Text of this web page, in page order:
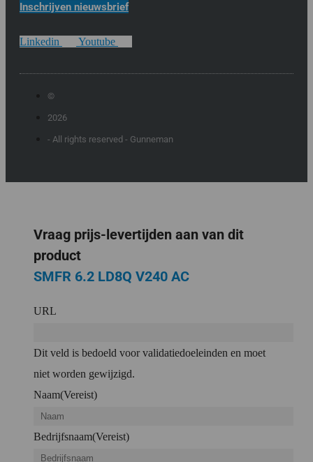
Inschrijven nieuwsbrief
Linkedin Youtube
©
2026
- All rights reserved - Gunneman
Vraag prijs-levertijden aan van dit
product
SMFR 6.2 LD8Q V240 AC
URL
Dit veld is bedoeld voor validatiedoeleinden en moet
niet worden gewijzigd.
Naam(Vereist)
Bedrijfsnaam(Vereist)